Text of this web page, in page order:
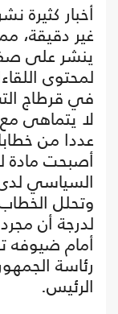
أخبار كثيرة
غير دقيقة،
ينشر على
لمحتوى
في قرطاج
لا يتماهى
عددا من
أصبحت مادة
السياسي لدى
وتحلل
لدرجة أن
أمام ضيوفه
رئاسة
الرئيس.